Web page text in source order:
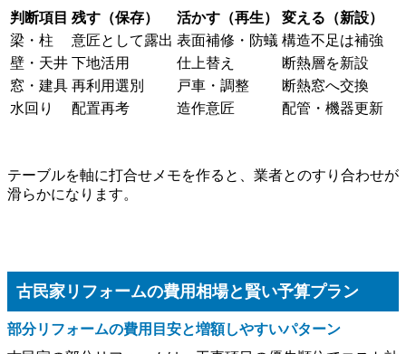
判断項目 残す（保存） 活かす（再生）
変える（新設）
梁・柱
意匠として露出 表面補修・防蟻 構造不足は補強
壁・天井 下地活用 仕上替え
断熱層を新設
窓・建具 再利用選別 戸車・調整
断熱窓へ交換
水回り
配置再考 造作意匠 配管・機器更新
テーブルを軸に打合せメモを作ると、業者とのすり合わせが
滑らかになります。
古民家リフォームの費用相場と賢い予算プラン
部分リフォームの費用目安と増額しやすいパターン